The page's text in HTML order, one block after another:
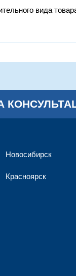
вида
Новосибирск
Красноярск